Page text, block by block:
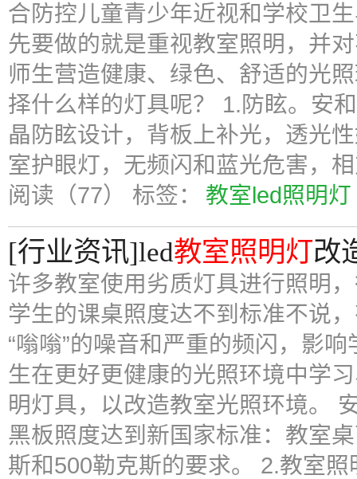
合防控儿童青少年近视和学校卫
先要做的就是重视教室照明，并
师生营造健康、绿色、舒适的光
择什么样的灯具呢？ 1.防眩。安
晶防眩设计，背板上补光，透光
室护眼灯，无频闪和蓝光危害，
阅读（77） 标签： 教室led照明灯
[行业资讯]led教室照明灯改
许多教室使用劣质灯具进行照明
学生的课桌照度达不到标准不说
“嗡嗡”的噪音和严重的频闪，影
生在更好更健康的光照环境中学
明灯具，以改造教室光照环境。
黑板照度达到新国家标准：教室
斯和500勒克斯的要求。 2.教室